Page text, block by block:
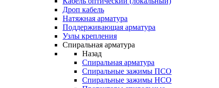
Дроп кабель
Натяжная арматура
Поддерживающая арматура
Узлы крепления
Спиральная арматура
Назад
Спиральная арматура
Спиральные зажимы ПСО
Спиральные зажимы НСО